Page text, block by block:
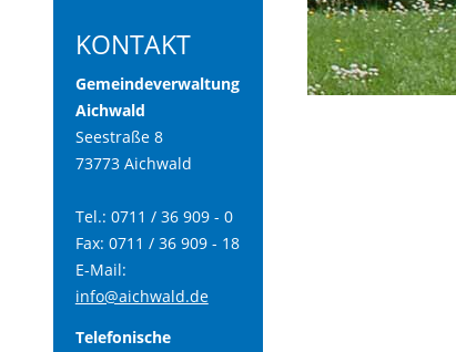
KONTAKT
Gemeindeverwaltung
Aichwald
Seestraße 8
73773 Aichwald
Tel.: 0711 / 36 909 - 0
Fax: 0711 / 36 909 - 18
E-Mail:
info@aichwald.de
Telefonische